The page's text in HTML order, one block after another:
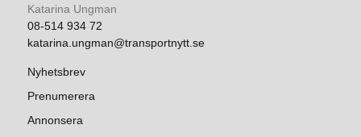
Katarina Ungman
08-514 934 72
katarina.ungman@transportnytt.se
Nyhetsbrev
Prenumerera
Annonsera